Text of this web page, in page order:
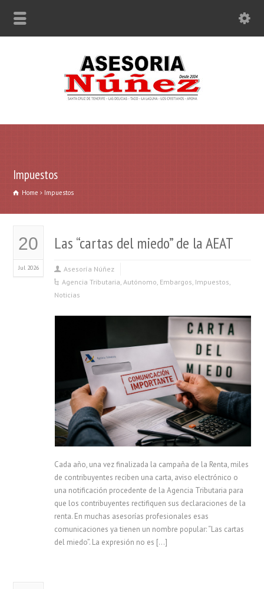
Impuestos
Home Impuestos
20
Jul 2026
Las “cartas del miedo” de la AEAT
Asesoría Núñez
Agencia Tributaria,Autónomo, Embargos, Impuestos,
Noticias
Cada año, una vez finalizada la campaña de la Renta, miles
de contribuyentes reciben una carta, aviso electrónico o
una notificación procedente de la Agencia Tributaria para
que los contribuyentes rectifiquen sus declaraciones de la
renta. En muchas asesorías profesionales esas
comunicaciones ya tienen un nombre popular: “Las cartas
del miedo”. La expresión no es […]